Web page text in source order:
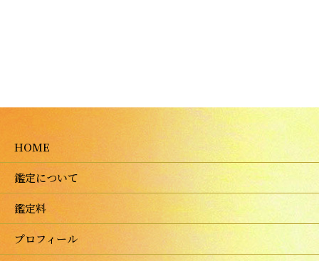
HOME
鑑定について
鑑定料
プロフィール